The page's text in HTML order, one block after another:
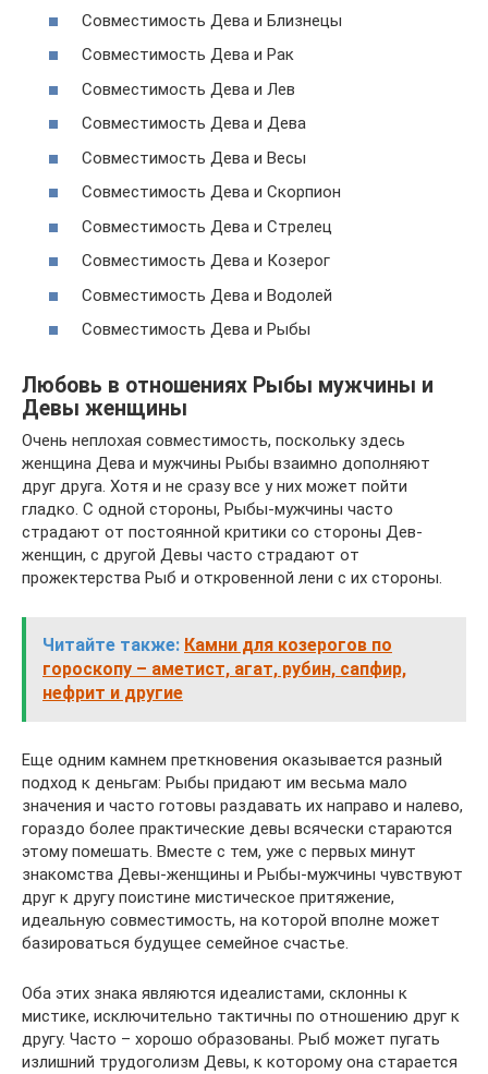
Совместимость Дева и Близнецы
Совместимость Дева и Рак
Совместимость Дева и Лев
Совместимость Дева и Дева
Совместимость Дева и Весы
Совместимость Дева и Скорпион
Совместимость Дева и Стрелец
Совместимость Дева и Козерог
Совместимость Дева и Водолей
Совместимость Дева и Рыбы
Любовь в отношениях Рыбы мужчины и
Девы женщины
Очень неплохая совместимость, поскольку здесь
женщина Дева и мужчины Рыбы взаимно дополняют
друг друга. Хотя и не сразу все у них может пойти
гладко. С одной стороны, Рыбы-мужчины часто
страдают от постоянной критики со стороны Дев-
женщин, с другой Девы часто страдают от
прожектерства Рыб и откровенной лени с их стороны.
Читайте также: Камни для козерогов по
гороскопу – аметист, агат, рубин, сапфир,
нефрит и другие
Еще одним камнем преткновения оказывается разный
подход к деньгам: Рыбы придают им весьма мало
значения и часто готовы раздавать их направо и налево,
гораздо более практические девы всячески стараются
этому помешать. Вместе с тем, уже с первых минут
знакомства Девы-женщины и Рыбы-мужчины чувствуют
друг к другу поистине мистическое притяжение,
идеальную совместимость, на которой вполне может
базироваться будущее семейное счастье.
Оба этих знака являются идеалистами, склонны к
мистике, исключительно тактичны по отношению друг к
другу. Часто – хорошо образованы. Рыб может пугать
излишний трудоголизм Девы, к которому она старается